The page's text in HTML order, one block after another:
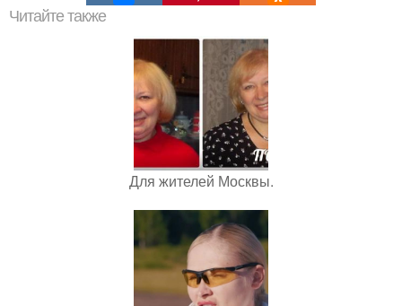
Читайте также
Для жителей Москвы.